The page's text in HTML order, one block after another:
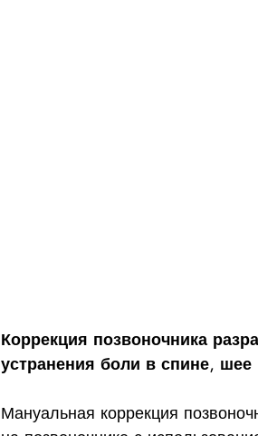
Коррекция позвоночника
устранения боли в спине, шее
Мануальная коррекция